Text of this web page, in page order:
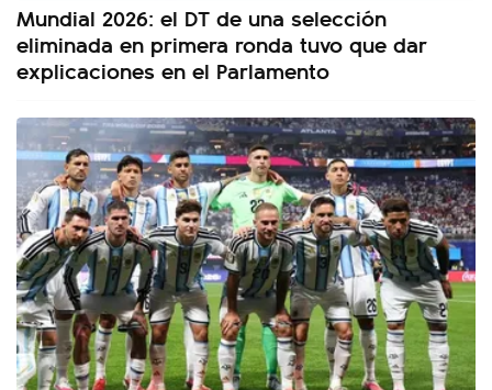
Mundial 2026: el DT de una selección
eliminada en primera ronda tuvo que dar
explicaciones en el Parlamento